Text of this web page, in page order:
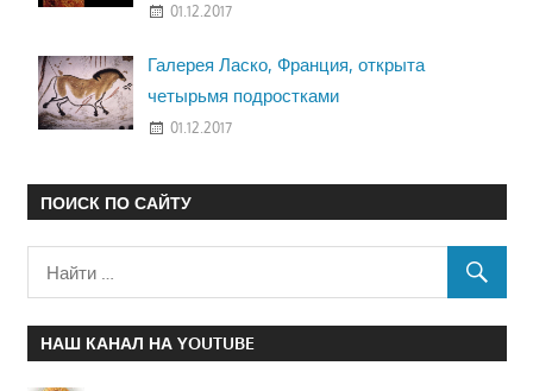
01.12.2017
Галерея Ласко, Франция, открыта
четырьмя подростками
01.12.2017
ПОИСК ПО САЙТУ
НАШ КАНАЛ НА YOUTUBE